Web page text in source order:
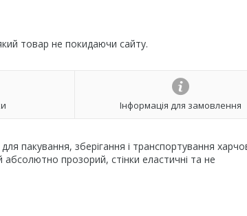
товар не покидаючи сайту.
Інформація для замовлення
пакування, зберігання і транспортування
абсолютно прозорий, стінки еластичні та не